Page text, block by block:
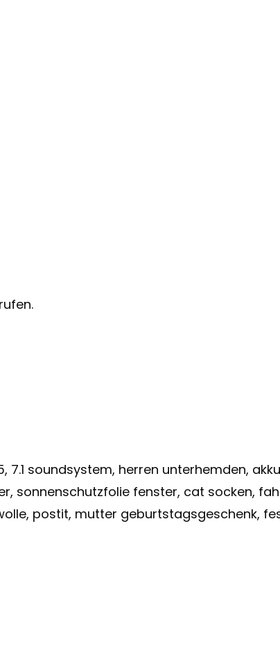
soundsystem, herren unterhemden,
sonnenschutzfolie fenster, cat socken,
postit, mutter geburtstagsgeschenk,